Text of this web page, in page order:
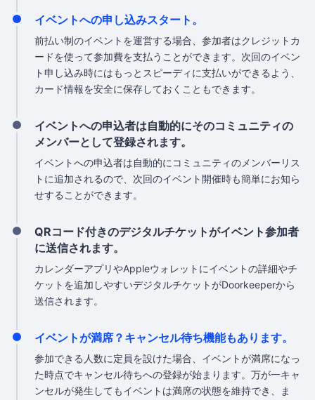
イベントへの申し込みスタート。
前払い制のイベントを運営する場合、参加者はクレジットカ
ードを使って参加費を支払うことができます。次回のイベン
ト申し込み時にはもっとスピーディに支払いができるよう、
カード情報を安全に保存しておくこともできます。
イベントへの申込者は自動的にそのコミュニティの
メンバーとして登録されます。
イベントへの申込者は自動的にコミュニティのメンバーリス
トに追加されるので、次回のイベント開催時も簡単にお知ら
せすることができます。
QRコード付きのデジタルチケットがイベント参加者
に送信されます。
カレンダーアプリやAppleウォレットにイベントの詳細やチ
ケットを追加しやすいデジタルチケットがDoorkeeperから
送信されます。
イベントが満席？キャンセル待ち機能もあります。
参加できる人数に定員を設けた場合、イベントが満席になっ
た時点でキャンセル待ちへの登録が始まります。万が一キャ
ンセルが発生してもイベントは満席の状態を維持でき、ま